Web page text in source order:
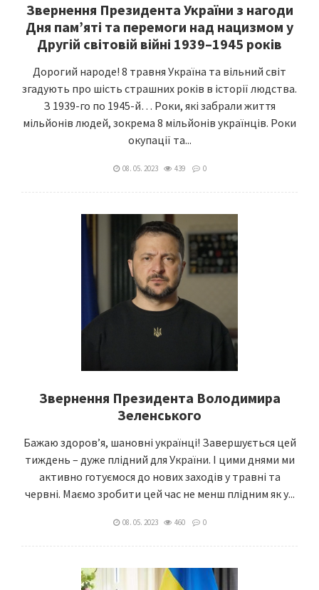
Звернення Президента України з нагоди
Дня пам’яті та перемоги над нацизмом у
Другій світовій війні 1939–1945 років
Дорогий народе! 8 травня Україна та вільний світ
згадують про шість страшних років в історії людства.
З 1939-го по 1945-й… Роки, які забрали життя
мільйонів людей, зокрема 8 мільйонів українців. Роки
окупації та...
08. 05. 2023 439 0
Звернення Президента Володимира
Зеленського
Бажаю здоровʼя, шановні українці! Завершується цей
тиждень – дуже плідний для України. І цими днями ми
активно готуємося до нових заходів у травні та
червні. Маємо зробити цей час не менш плідним як у...
08. 05. 2023 460 0